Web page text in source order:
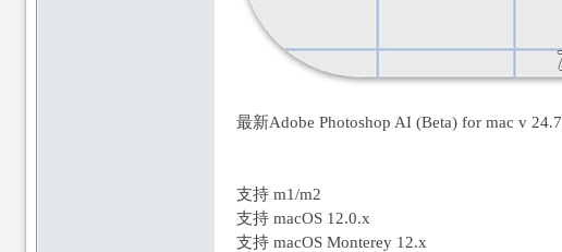
最新Adobe Photoshop AI (Beta) for mac v
支持 m1/m2
支持 macOS 12.0.x
支持 macOS Monterey 12.x